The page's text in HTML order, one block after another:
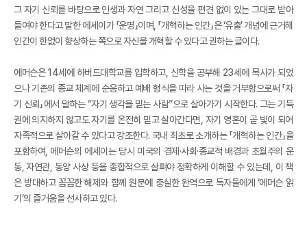
그 자기 신뢰를 바탕으로 인생과 자연 그리고 신성을 편견 없이 있는 그대로 받아
들여야 한다고 말한 에세이가 「운명」이며, 「개혁하는 인간」은 ‘유출’ 개념에 근거해
인간이 한없이 향상하는 쪽으로 자신을 개혁할 수 있다고 권하는 글이다.
에머슨은 14세에 하버드대학교를 입학하고, 신학을 공부해 23세에 목사가 되었
으나 기존의 종교 체계에 순응하고 예배 형식을 따라 사는 것을 거부함으로써 「자
기 신뢰」에서 말하는 “자기 생각을 믿는 사람”으로 살아가기 시작한다. 그는 기득
권에 의지하지 않고도 자기를 온전히 믿고 살아간다면, 자기 영혼이 곧 빛이 되어
자족적으로 살아갈 수 있다고 강조한다. 국내 최초로 소개하는 「개혁하는 인간」을
포함하여, 에머슨의 에세이는 당시 미국의 경제·사회·종교적 배경과 초월주의 운
동, 자연관, 동양 사상 등을 종합적으로 살펴야 정확하게 이해할 수 있는데, 이 책
은 방대하고 꼼꼼한 해제와 함께 원문에 충실한 완역으로 독자들에게 ‘에머슨 읽
기’의 즐거움을 선사하고 있다.